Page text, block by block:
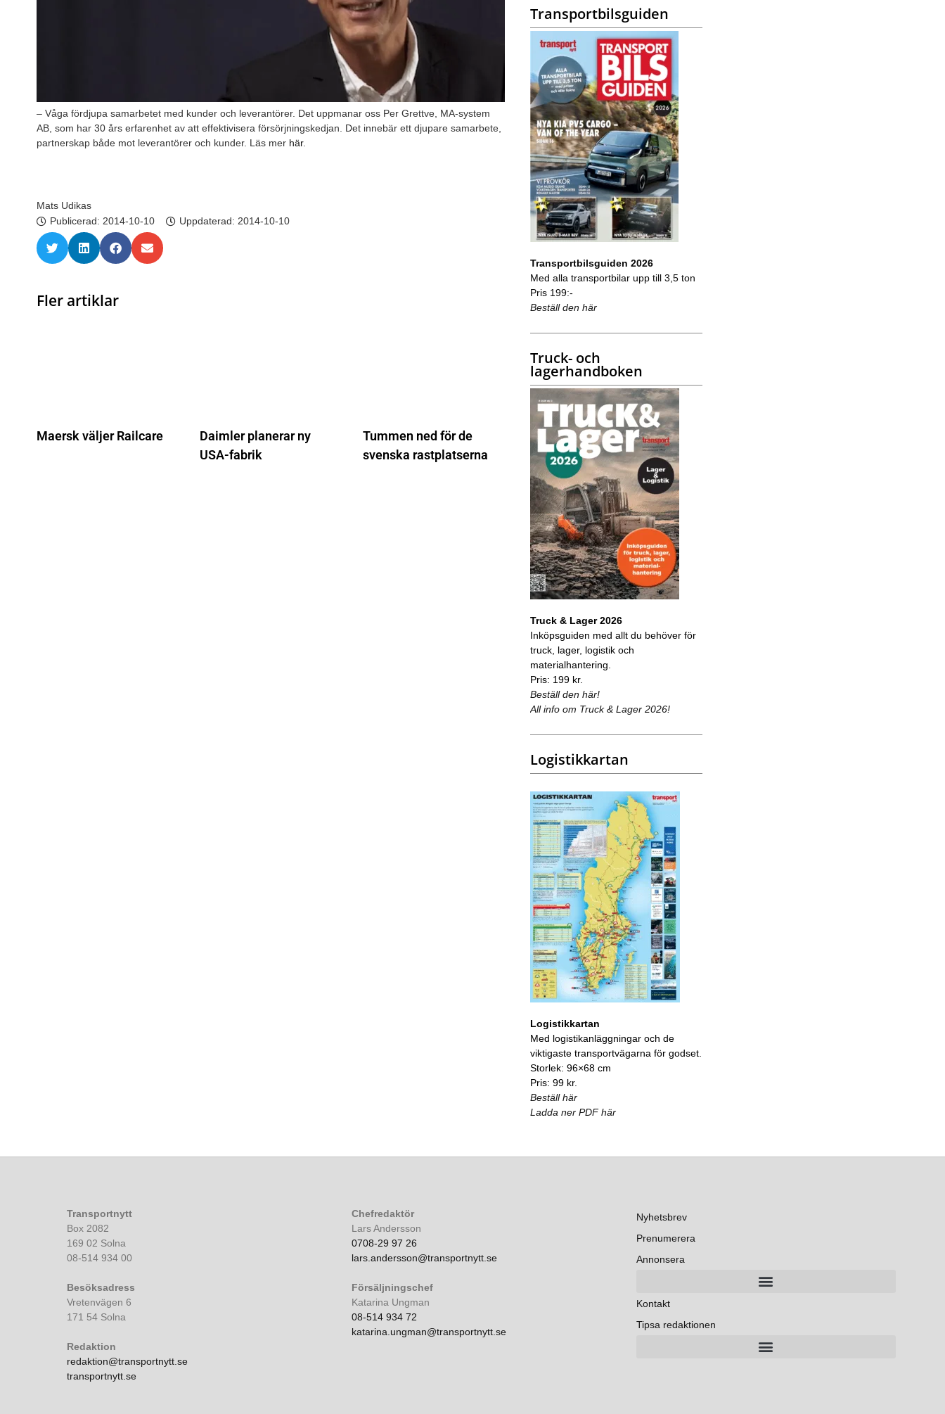
– Våga fördjupa samarbetet med kunder och leverantörer. Det uppmanar oss Per Grettve, MA-system
AB, som har 30 års erfarenhet av att effektivisera försörjningskedjan. Det innebär ett djupare samarbete,
partnerskap både mot leverantörer och kunder. Läs mer här.
Mats Udikas
Publicerad: 2014-10-10 Uppdaterad: 2014-10-10
Fler artiklar
Maersk väljer Railcare
Daimler planerar ny
USA-fabrik
Tummen ned för de
svenska rastplatserna
Transportbilsguiden
Transportbilsguiden 2026
Med alla transportbilar upp till 3,5 ton
Pris 199:-
Beställ den här
Truck- och
lagerhandboken
Truck & Lager 2026
Inköpsguiden med allt du behöver för
truck, lager, logistik och
materialhantering.
Pris: 199 kr.
Beställ den här!
All info om Truck & Lager 2026!
Logistikkartan
Logistikkartan
Med logistikanläggningar och de
viktigaste transportvägarna för godset.
Storlek: 96×68 cm
Pris: 99 kr.
Beställ här
Ladda ner PDF här
Transportnytt
Box 2082
169 02 Solna
08-514 934 00
Besöksadress
Vretenvägen 6
171 54 Solna
Redaktion
redaktion@transportnytt.se
transportnytt.se
Chefredaktör
Lars Andersson
0708-29 97 26
lars.andersson@transportnytt.se
Försäljningschef
Katarina Ungman
08-514 934 72
katarina.ungman@transportnytt.se
Nyhetsbrev
Prenumerera
Annonsera
Kontakt
Tipsa redaktionen